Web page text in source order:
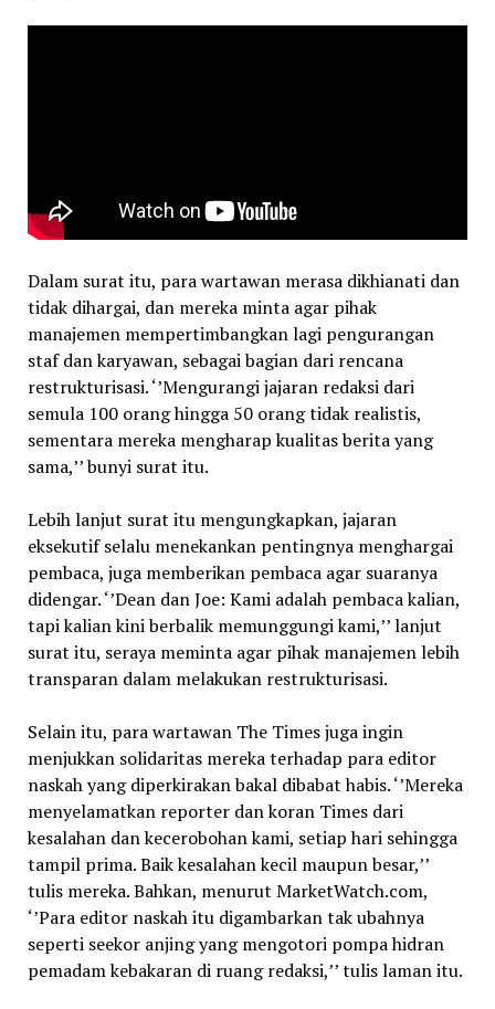
Dalam surat itu, para wartawan merasa dikhianati dan
tidak dihargai, dan mereka minta agar pihak
manajemen mempertimbangkan lagi pengurangan
staf dan karyawan, sebagai bagian dari rencana
restrukturisasi. ‘’Mengurangi jajaran redaksi dari
semula 100 orang hingga 50 orang tidak realistis,
sementara mereka mengharap kualitas berita yang
sama,’’ bunyi surat itu.
Lebih lanjut surat itu mengungkapkan, jajaran
eksekutif selalu menekankan pentingnya menghargai
pembaca, juga memberikan pembaca agar suaranya
didengar. ‘’Dean dan Joe: Kami adalah pembaca kalian,
tapi kalian kini berbalik memunggungi kami,’’ lanjut
surat itu, seraya meminta agar pihak manajemen lebih
transparan dalam melakukan restrukturisasi.
Selain itu, para wartawan The Times juga ingin
menjukkan solidaritas mereka terhadap para editor
naskah yang diperkirakan bakal dibabat habis. ‘’Mereka
menyelamatkan reporter dan koran Times dari
kesalahan dan kecerobohan kami, setiap hari sehingga
tampil prima. Baik kesalahan kecil maupun besar,’’
tulis mereka. Bahkan, menurut MarketWatch.com,
‘’Para editor naskah itu digambarkan tak ubahnya
seperti seekor anjing yang mengotori pompa hidran
pemadam kebakaran di ruang redaksi,’’ tulis laman itu.